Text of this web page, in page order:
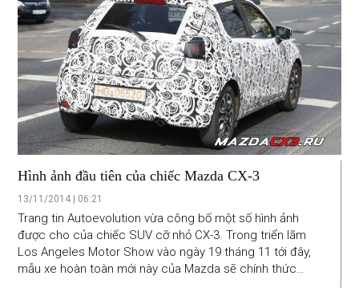
Hình ảnh đầu tiên của chiếc Mazda CX-3
13/11/2014 | 06:21
Trang tin Autoevolution vừa công bố một số hình ảnh
được cho của chiếc SUV cỡ nhỏ CX-3. Trong triển lãm
Los Angeles Motor Show vào ngày 19 tháng 11 tới đây,
mẫu xe hoàn toàn mới này của Mazda sẽ chính thức